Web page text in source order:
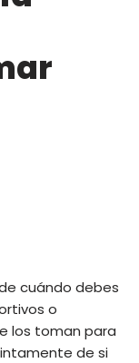
cuándo debes
o
los toman para
de si